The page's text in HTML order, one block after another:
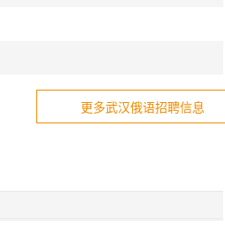
更多武汉俄语招聘信息